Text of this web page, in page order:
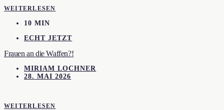
WEITERLESEN
10 MIN
ECHT JETZT
Frauen an die Waffen?!
MIRIAM LOCHNER
28. MAI 2026
WEITERLESEN